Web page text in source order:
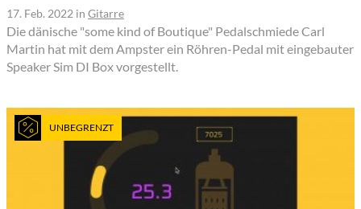
17. Feb. 2022 in Gitarre
Die dänische "some kind of Boutique" Pedalschmiede Carl
Martin hat mit dem Ampster ein Röhren-Pedal mit eingebauter
Speaker Sim DI Box vorgestellt.
UNBEGRENZT